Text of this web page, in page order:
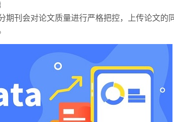
期刊会对论文质量进行严格把控，上传论文的